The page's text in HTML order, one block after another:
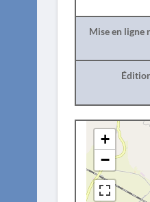
Mise en ligne
+
−